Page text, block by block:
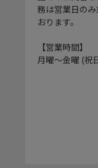
務は営業日の
おります。
【営業時間】
月曜～金曜 (祝